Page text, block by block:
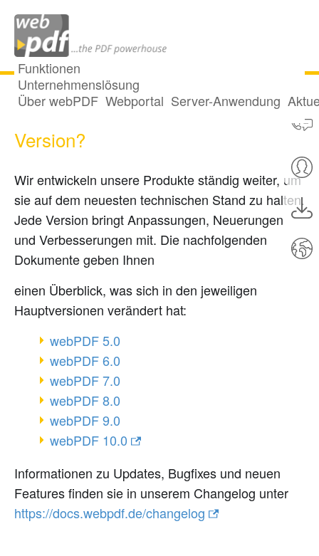
Funktionen
Unternehmenslösung
Über webPDF Webportal Server-Anwendung
Was ist neu in welcher webPDF-
Version?
Wir entwickeln unsere Produkte ständig weiter, um
sie auf dem neuesten technischen Stand zu halten.
Jede Version bringt Anpassungen, Neuerungen
und Verbesserungen mit. Die nachfolgenden
Dokumente geben Ihnen
einen Überblick, was sich in den jeweiligen
Hauptversionen verändert hat:
webPDF 5.0
webPDF 6.0
webPDF 7.0
webPDF 8.0
webPDF 9.0
webPDF 10.0
Informationen zu Updates, Bugfixes und neuen
Features finden sie in unserem Changelog unter
https://docs.webpdf.de/changelog